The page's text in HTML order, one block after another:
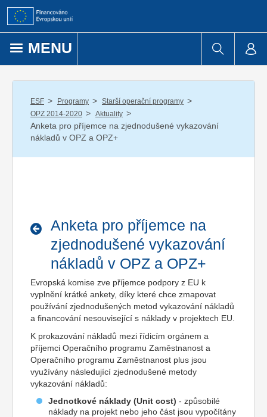
Přejít k obsahu
MENU
ESF / Programy / Starší operační programy /
OPZ 2014-2020 / Aktuality /
Anketa pro příjemce na zjednodušené vykazování
nákladů v OPZ a OPZ+
Anketa pro příjemce na
zjednodušené vykazování
nákladů v OPZ a OPZ+
Evropská komise zve příjemce podpory z EU k
vyplnění krátké ankety, díky které chce zmapovat
používání zjednodušených metod vykazování nákladů
a financování nesouvisející s náklady v projektech EU.
K prokazování nákladů mezi řídicím orgánem a
příjemci Operačního programu Zaměstnanost a
Operačního programu Zaměstnanost plus jsou
využívány následující zjednodušené metody
vykazování nákladů:
Jednotkové náklady (Unit cost) - způsobilé
náklady na projekt nebo jeho část jsou vypočítány